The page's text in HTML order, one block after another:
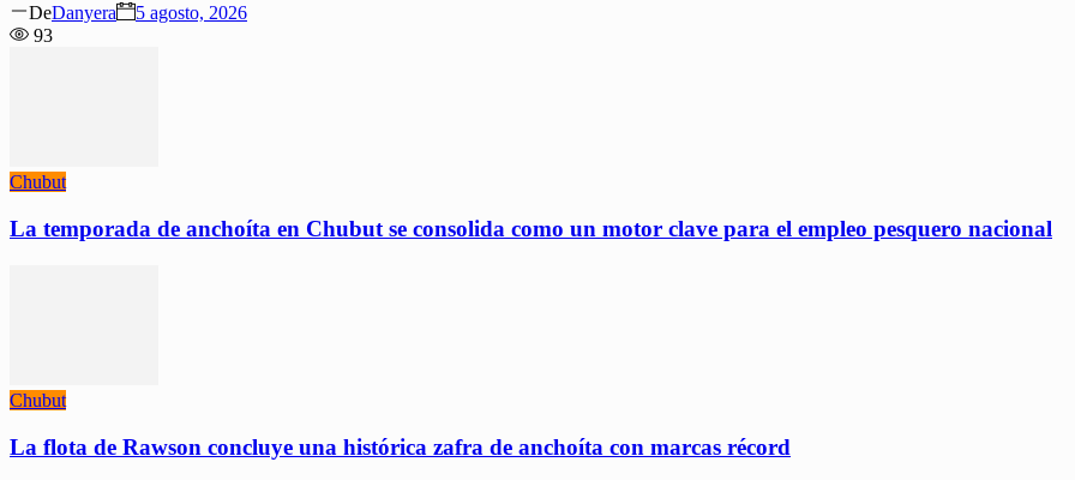
DeAuthor
Danyera
Posted
5 agosto, 2026
93
Chubut
La temporada de anchoíta en Chubut se consolida como un motor clave para el empleo pesquero nacional
Chubut
La flota de Rawson concluye una histórica zafra de anchoíta con marcas récord